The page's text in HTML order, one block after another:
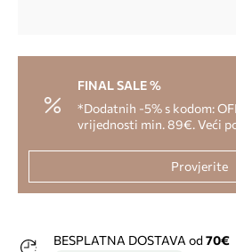
FINAL SALE %
*Dodatnih -5% s kodom:
vrijednosti min. 89€. Veći
Provjerite
BESPLATNA DOSTAVA od 70€